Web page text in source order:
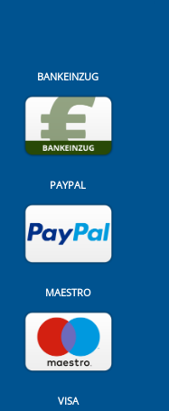
BANKEINZUG
PAYPAL
MAESTRO
VISA